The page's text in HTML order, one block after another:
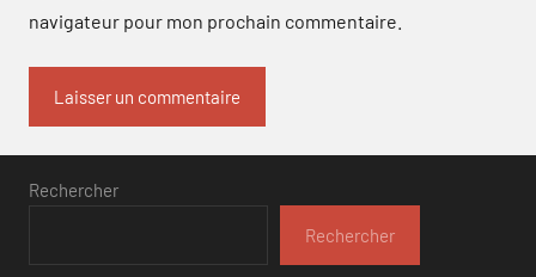
navigateur pour mon prochain commentaire.
Rechercher
Rechercher